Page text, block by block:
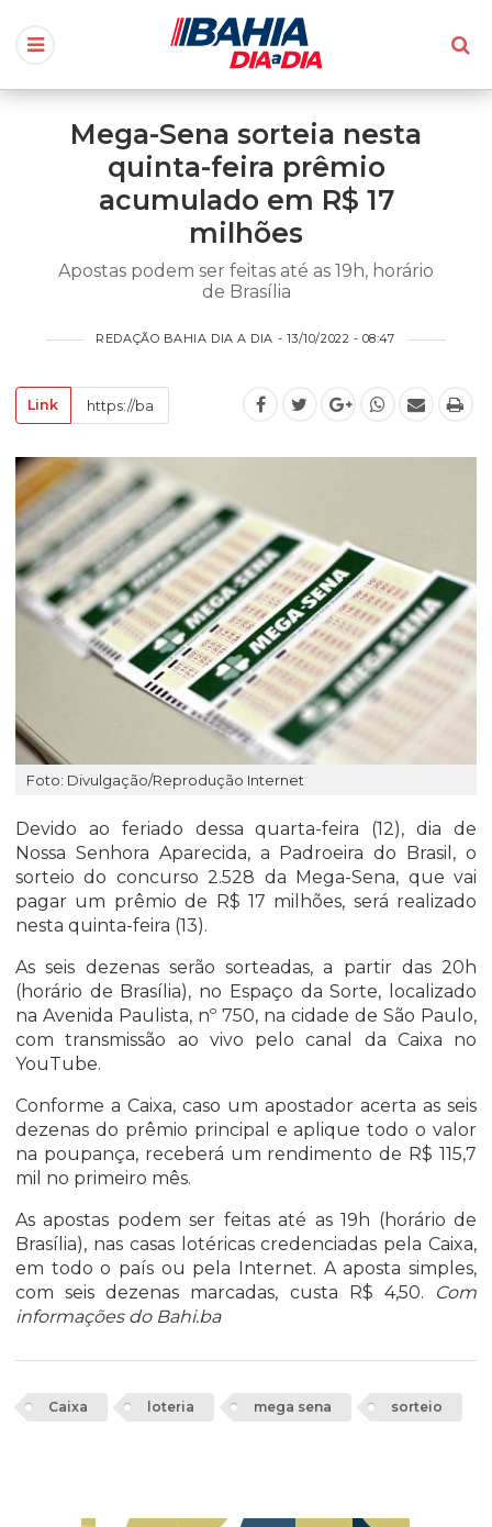
Mega-Sena sorteia nesta
quinta-feira prêmio
acumulado em R$ 17
milhões
Apostas podem ser feitas até as 19h, horário
de Brasília
REDAÇÃO BAHIA DIA A DIA - 13/10/2022 - 08:47
Link
Foto: Divulgação/Reprodução Internet
Devido ao feriado dessa quarta-feira (12), dia de
Nossa Senhora Aparecida, a Padroeira do Brasil, o
sorteio do concurso 2.528 da Mega-Sena, que vai
pagar um prêmio de R$ 17 milhões, será realizado
nesta quinta-feira (13).
As seis dezenas serão sorteadas, a partir das 20h
(horário de Brasília), no Espaço da Sorte, localizado
na Avenida Paulista, nº 750, na cidade de São Paulo,
com transmissão ao vivo pelo canal da Caixa no
YouTube.
Conforme a Caixa, caso um apostador acerta as seis
dezenas do prêmio principal e aplique todo o valor
na poupança, receberá um rendimento de R$ 115,7
mil no primeiro mês.
As apostas podem ser feitas até as 19h (horário de
Brasília), nas casas lotéricas credenciadas pela Caixa,
em todo o país ou pela Internet. A aposta simples,
com seis dezenas marcadas, custa R$ 4,50. Com
informações do Bahi.ba
Caixa loteria mega sena sorteio